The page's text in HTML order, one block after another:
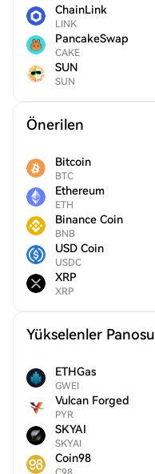
ChainLink
LINK
PancakeSwap
CAKE
SUN
SUN
Önerilen
Bitcoin
BTC
Ethereum
ETH
Binance Coin
BNB
USD Coin
USDC
XRP
XRP
Yükselenler Panosu
ETHGas
GWEI
Vulcan Forged
PYR
SKYAI
SKYAI
Coin98